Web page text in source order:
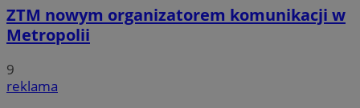
ZTM nowym organizatorem komunikacji w
Metropolii
9
reklama